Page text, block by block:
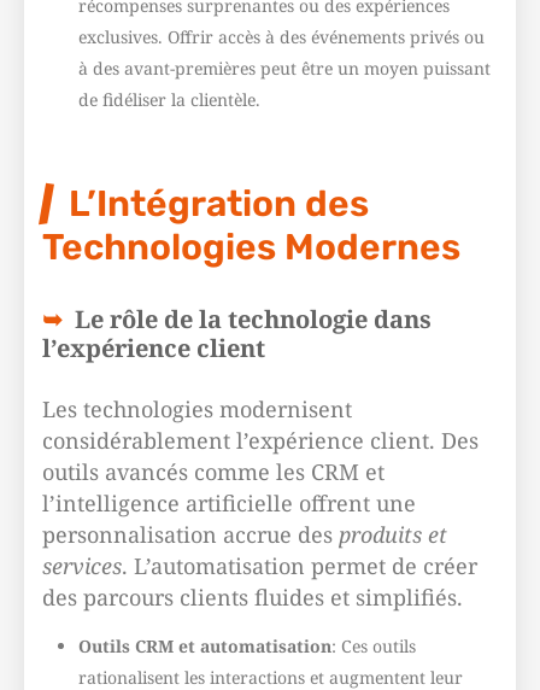
récompenses surprenantes ou des expériences
exclusives. Offrir accès à des événements privés ou
à des avant-premières peut être un moyen puissant
de fidéliser la clientèle.
L’Intégration des
Technologies Modernes
Le rôle de la technologie dans
l’expérience client
Les technologies modernisent
considérablement l’expérience client. Des
outils avancés comme les CRM et
l’intelligence artificielle offrent une
personnalisation accrue des produits et
services. L’automatisation permet de créer
des parcours clients fluides et simplifiés.
Outils CRM et automatisation: Ces outils
rationalisent les interactions et augmentent leur